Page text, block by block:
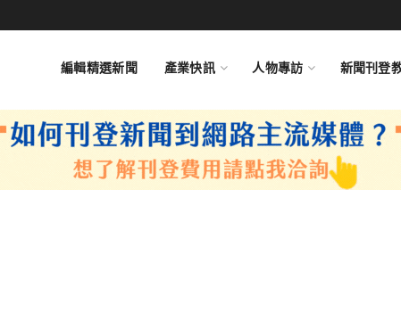
編輯精選新聞 產業快訊 人物專訪 新聞刊登